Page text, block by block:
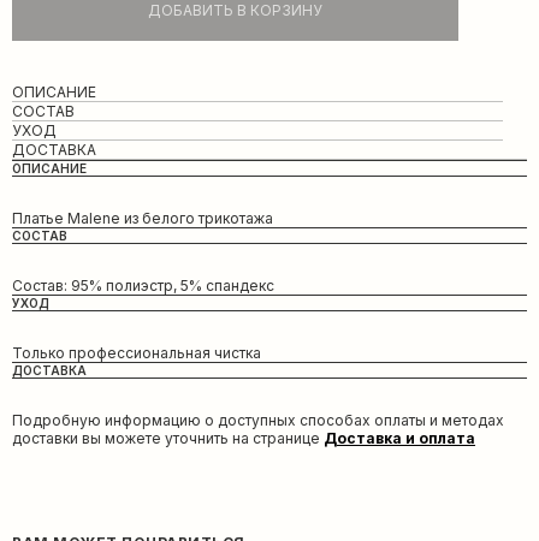
ДОБАВИТЬ В КОРЗИНУ
ОПИСАНИЕ
СОСТАВ
УХОД
ДОСТАВКА
ОПИСАНИЕ
Платье Malene из белого трикотажа
СОСТАВ
Состав: 95% полиэстр, 5% спандекс
УХОД
Только профессиональная чистка
ДОСТАВКА
Подробную информацию о доступных способах оплаты и методах
доставки вы можете уточнить на странице Доставка и оплата